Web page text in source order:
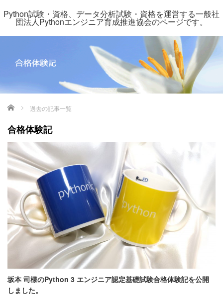
Python試験・資格、データ分析試験・資格を運営する一般社
団法人Pythonエンジニア育成推進協会のページです。
ホーム 過去の記事一覧
合格体験記
坂本 司様のPython 3 エンジニア認定基礎試験合格体験記を公開
しました。